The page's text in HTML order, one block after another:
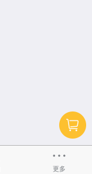
更多